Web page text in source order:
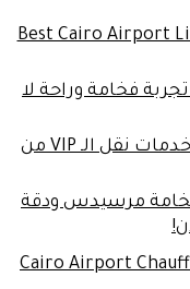
Best Cairo Airport
فخامة وراحة لا
VIP Conference Transportation | خدمات نقل الـ VIP من
مطار القاهرة 2026: فخامة مرسيدس ودقة
Cairo Airport